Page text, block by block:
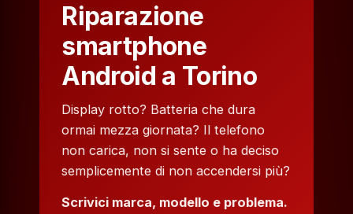
Riparazione
smartphone
Android a Torino
Display rotto? Batteria che dura
ormai mezza giornata? Il telefono
non carica, non si sente o ha deciso
semplicemente di non accendersi più?
Scrivici marca, modello e problema.